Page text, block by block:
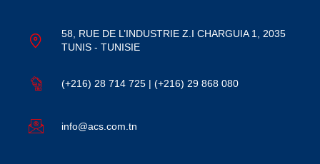
58, RUE DE L’INDUSTRIE Z.I CHARGUIA 1, 2035
TUNIS - TUNISIE
(+216) 28 714 725 | (+216) 29 868 080
info@acs.com.tn